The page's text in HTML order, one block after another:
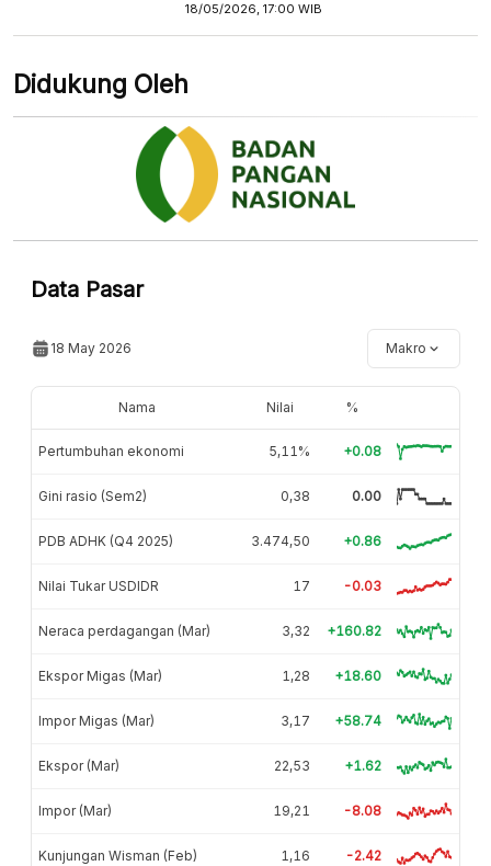
18/05/2026, 17:00 WIB
Didukung Oleh
Data Pasar
18 May 2026 Makro
Nama Nilai %
Pertumbuhan ekonomi 5,11% +0.08
Gini rasio (Sem2) 0,38 0.00
PDB ADHK (Q4 2025) 3.474,50 +0.86
Nilai Tukar USDIDR 17 -0.03
Neraca perdagangan (Mar) 3,32 +160.82
Ekspor Migas (Mar) 1,28 +18.60
Impor Migas (Mar) 3,17 +58.74
Ekspor (Mar) 22,53 +1.62
Impor (Mar) 19,21 -8.08
Kunjungan Wisman (Feb) 1,16 -2.42